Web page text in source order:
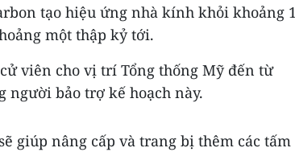
tạo hiệu ứng nhà kính khỏi khoảng 1
một thập kỷ tới.
viên cho vị trí Tổng thống Mỹ đến từ
người bảo trợ kế hoạch này.
giúp nâng cấp và trang bị thêm các tấm